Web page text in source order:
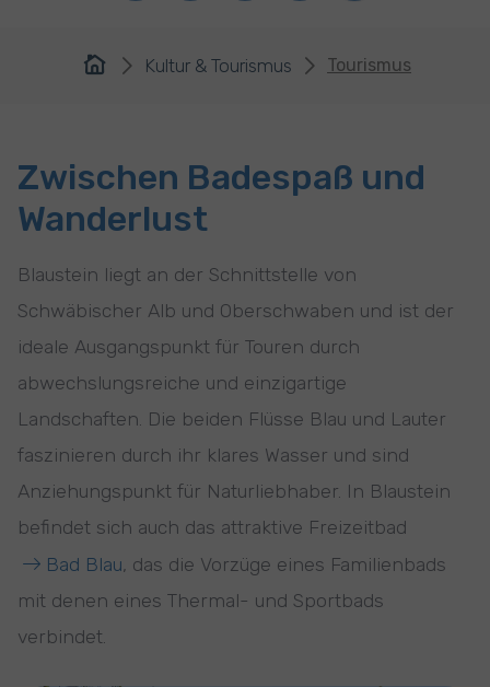
Kultur & Tourismus Tourismus
Zwischen Badespaß und
Wanderlust
Blaustein liegt an der Schnittstelle von
Schwäbischer Alb und Oberschwaben und ist der
ideale Ausgangspunkt für Touren durch
abwechslungsreiche und einzigartige
Landschaften. Die beiden Flüsse Blau und Lauter
faszinieren durch ihr klares Wasser und sind
Anziehungspunkt für Naturliebhaber. In Blaustein
befindet sich auch das attraktive Freizeitbad
Bad Blau, das die Vorzüge eines Familienbads
mit denen eines Thermal- und Sportbads
verbindet.